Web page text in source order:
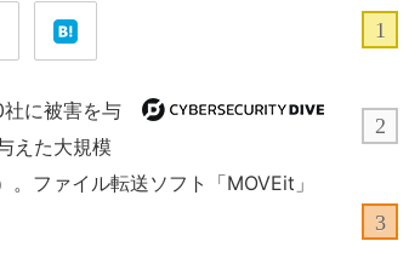
に被害を与
えた大規模
ファイル転送ソフト「MOVEit」